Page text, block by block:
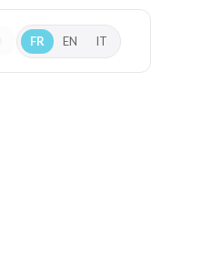
FR EN IT